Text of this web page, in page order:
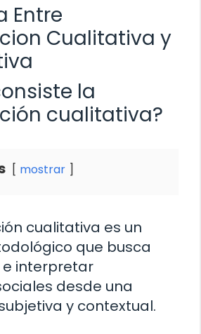
Entre
Cualitativa y
la
cualitativa?
mostrar
cualitativa es un
que busca
interpretar
desde una
y contextual.